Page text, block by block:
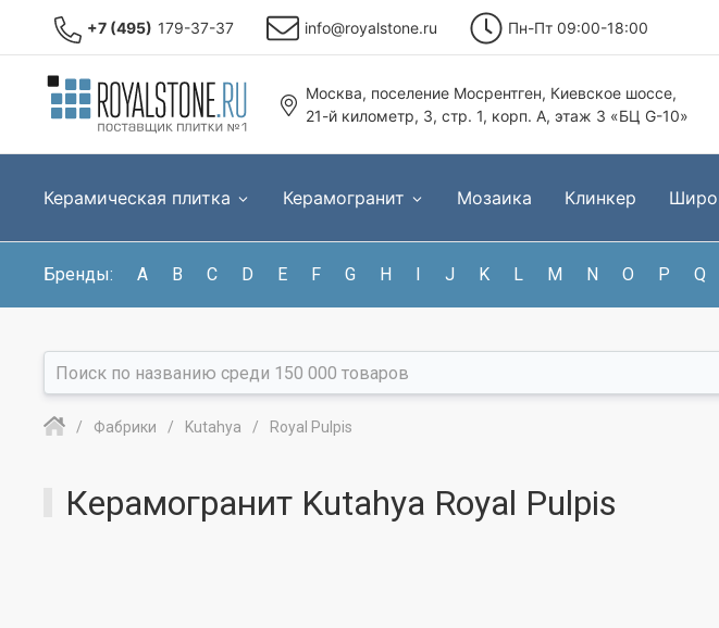
+7 (495) 179-37-37 info@royalstone.ru Пн-Пт 09:00-18:00
Москва, поселение Мосрентген, Киевское шоссе,
21-й километр, 3, стр. 1, корп. А, этаж 3 «БЦ G-10»
Керамическая плитка Керамогранит Мозаика Клинкер
Бренды: A B C D E F G H I J K L M N O P Q
Фабрики Kutahya Royal Pulpis
Керамогранит Kutahya Royal Pulpis